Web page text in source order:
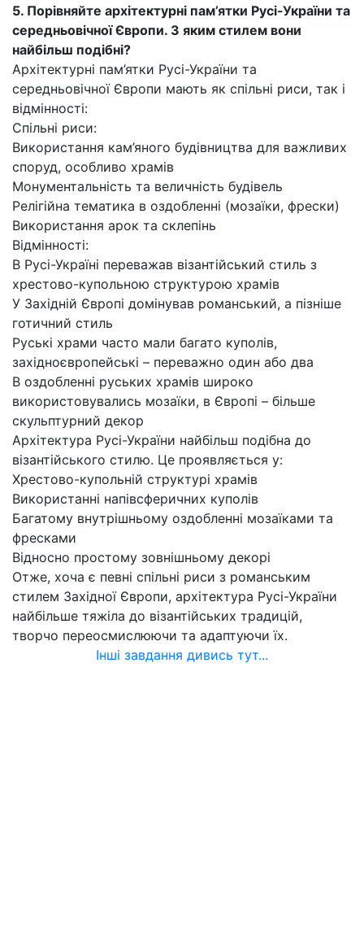
5. Порівняйте архітектурні пам’ятки Русі-України та
середньовічної Європи. З яким стилем вони
найбільш подібні?
Архітектурні пам’ятки Русі-України та
середньовічної Європи мають як спільні риси, так і
відмінності:
Спільні риси:
Використання кам’яного будівництва для важливих
споруд, особливо храмів
Монументальність та величність будівель
Релігійна тематика в оздобленні (мозаїки, фрески)
Використання арок та склепінь
Відмінності:
В Русі-Україні переважав візантійський стиль з
хрестово-купольною структурою храмів
У Західній Європі домінував романський, а пізніше
готичний стиль
Руські храми часто мали багато куполів,
західноєвропейські – переважно один або два
В оздобленні руських храмів широко
використовувались мозаїки, в Європі – більше
скульптурний декор
Архітектура Русі-України найбільш подібна до
візантійського стилю. Це проявляється у:
Хрестово-купольній структурі храмів
Використанні напівсферичних куполів
Багатому внутрішньому оздобленні мозаїками та
фресками
Відносно простому зовнішньому декорі
Отже, хоча є певні спільні риси з романським
стилем Західної Європи, архітектура Русі-України
найбільше тяжіла до візантійських традицій,
творчо переосмислюючи та адаптуючи їх.
Інші завдання дивись тут...